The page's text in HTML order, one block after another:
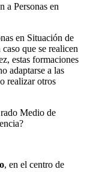
a Personas en
en Situación de
que se realicen
estas formaciones
adaptarse a las
realizar otros
Medio de
, en el centro de